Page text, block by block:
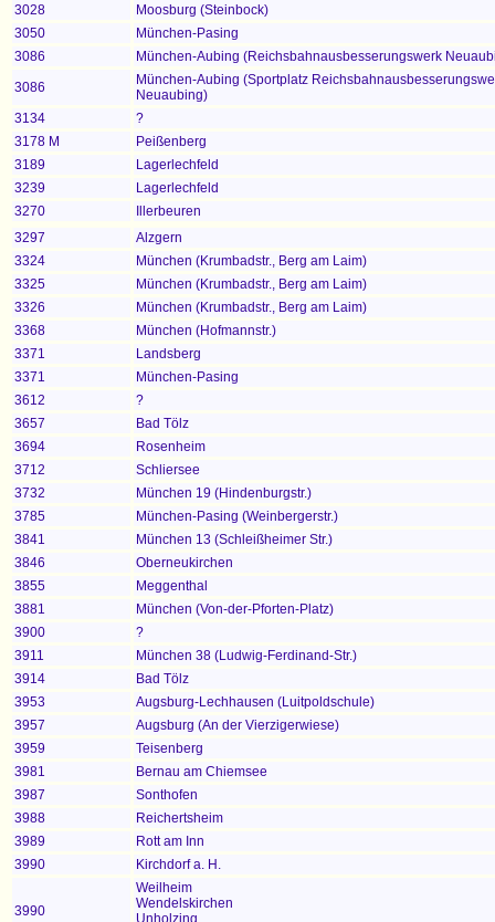
3028
Moosburg (Steinbock)
3050
München-Pasing
3086
München-Aubing (Reichsbahnausbesserungswerk
3086
München-Aubing (Sportplatz
Neuaubing)
3134
?
3178 M
Peißenberg
3189
Lagerlechfeld
3239
Lagerlechfeld
3270
Illerbeuren
3297
Alzgern
3324
München (Krumbadstr., Berg am Laim)
3325
München (Krumbadstr., Berg am Laim)
3326
München (Krumbadstr., Berg am Laim)
3368
München (Hofmannstr.)
3371
Landsberg
3371
München-Pasing
3612
?
3657
Bad Tölz
3694
Rosenheim
3712
Schliersee
3732
München 19 (Hindenburgstr.)
3785
München-Pasing (Weinbergerstr.)
3841
München 13 (Schleißheimer Str.)
3846
Oberneukirchen
3855
Meggenthal
3881
München (Von-der-Pforten-Platz)
3900
?
3911
München 38 (Ludwig-Ferdinand-Str.)
3914
Bad Tölz
3953
Augsburg-Lechhausen (Luitpoldschule)
3957
Augsburg (An der Vierzigerwiese)
3959
Teisenberg
3981
Bernau am Chiemsee
3987
Sonthofen
3988
Reichertsheim
3989
Rott am Inn
3990
Kirchdorf a. H.
3990
Weilheim
Wendelskirchen
Unholzing